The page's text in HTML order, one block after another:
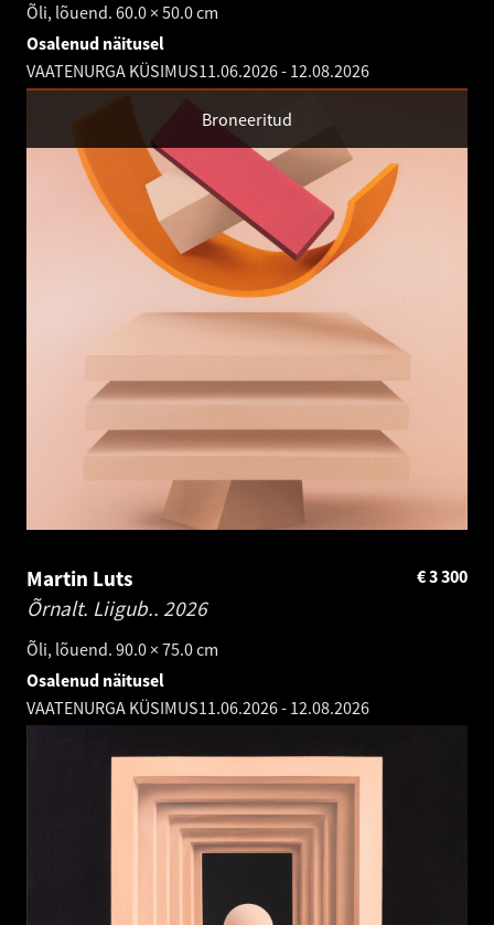
Õli, lõuend. 60.0 × 50.0 cm
Osalenud näitusel
VAATENURGA KÜSIMUS11.06.2026- 12.08.2026
Broneeritud
Martin Luts
Õrnalt. Liigub.. 2026
Õli, lõuend. 90.0 × 75.0 cm
3 300
€
Osalenud näitusel
VAATENURGA KÜSIMUS11.06.2026- 12.08.2026